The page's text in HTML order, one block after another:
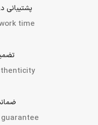
پشتیبانی
time